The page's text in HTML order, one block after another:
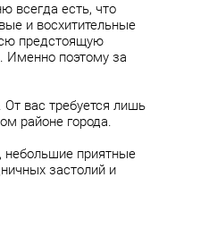
всегда есть, что
и восхитительные
предстоящую
Именно поэтому за
вас требуется лишь
районе города.
небольшие приятные
застолий и